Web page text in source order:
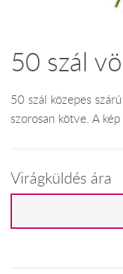
50 szál
50 szál közepes
szorosan kötve. A
Virágküldés ára